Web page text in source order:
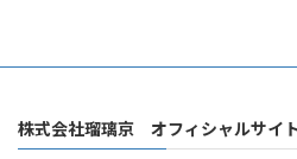
株式会社瑠璃京 オフィシャルサイ